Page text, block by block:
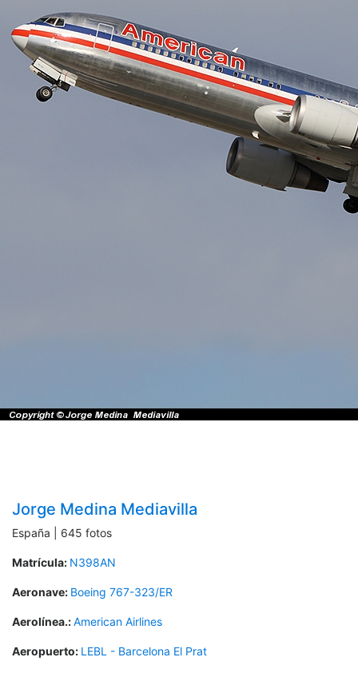
Jorge Medina Mediavilla
España | 645 fotos
Matrícula: N398AN
Aeronave: Boeing 767-323/ER
Aerolínea.:American Airlines
Aeropuerto: LEBL - Barcelona El Prat